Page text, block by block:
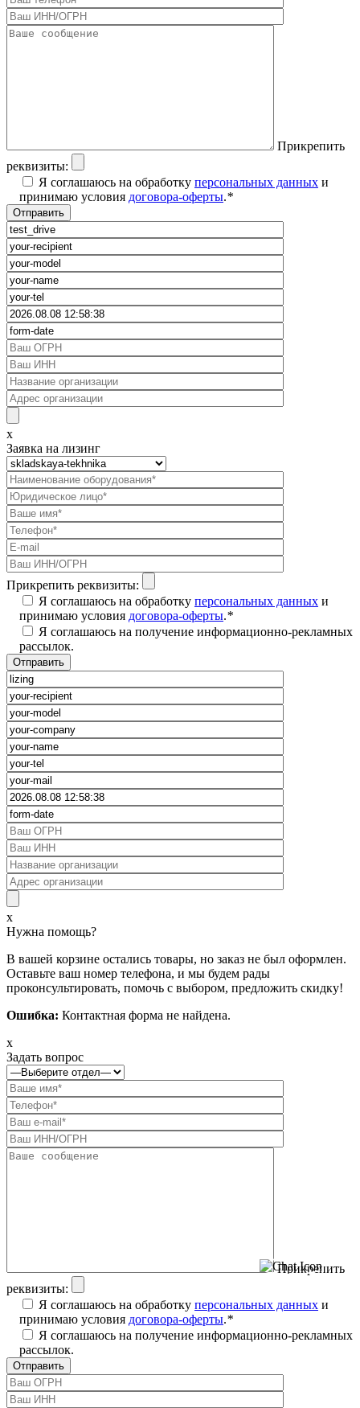
Прикрепить
реквизиты:
Я соглашаюсь на обработку персональных данных и
принимаю условия договора-оферты.*
x
Заявка на лизинг
Прикрепить реквизиты:
Я соглашаюсь на обработку персональных данных и
принимаю условия договора-оферты.*
Я соглашаюсь на получение информационно-рекламных
рассылок.
x
Нужна помощь?
В вашей корзине остались товары, но заказ не был оформлен.
Оставьте ваш номер телефона, и мы будем рады
проконсультировать, помочь с выбором, предложить скидку!
Ошибка: Контактная форма не найдена.
x
Задать вопрос
Прикрепить
реквизиты:
Я соглашаюсь на обработку персональных данных и
принимаю условия договора-оферты.*
Я соглашаюсь на получение информационно-рекламных
рассылок.